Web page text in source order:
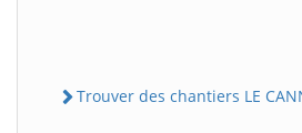
Trouver des chantiers LE